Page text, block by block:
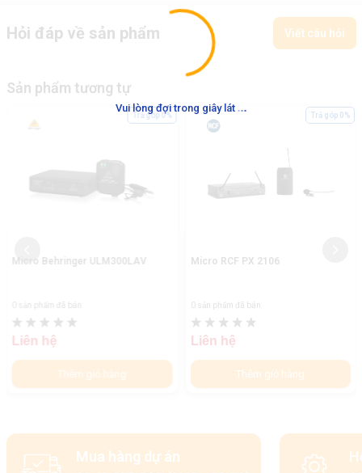
Vui lòng đợi trong giây lát ...
Hỏi đáp về sản phẩm Viết câu hỏi
Sản phẩm tương tự
Micro Behringer ULM300LAV
0 sản phẩm đã bán
Liên hệ
Thêm giỏ hàng
Trả góp 0%
Micro RCF PX 2106
0 sản phẩm đã bán
Liên hệ
Thêm giỏ hàng
Trả góp 0%
Mua hàng dự án